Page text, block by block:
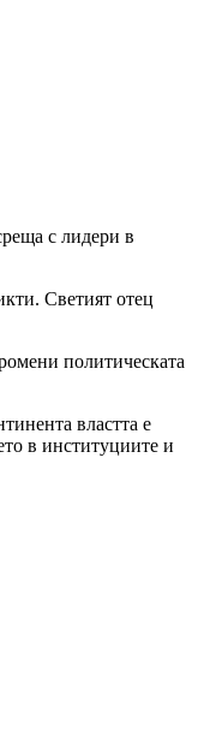
с лидери в
Светият отец
политическата
властта е
в институциите и